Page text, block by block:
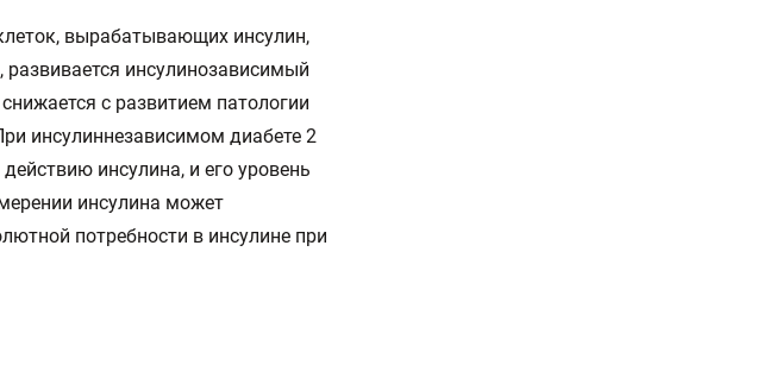
вырабатывающих инсулин,
инсулинозависимый
с развитием патологии
инсулиннезависимом диабете 2
инсулина, и его уровень
инсулина может
потребности в инсулине при